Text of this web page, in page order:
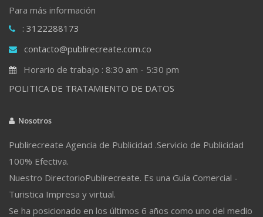
Para más información
: 3122288173
contacto@publirecreate.com.co
Horario de trabajo : 8:30 am - 5:30 pm
POLITICA DE TRATAMIENTO DE DATOS
Nosotros
Publirecreate Agencia de Publicidad .Servicio de Publicidad
100% Efectiva.
Nuestro DirectorioPublirecreate. Es una Guía Comercial -
Turistica Impresa y virtual.
Se ha posicionado en los últimos 6 años como uno del medio